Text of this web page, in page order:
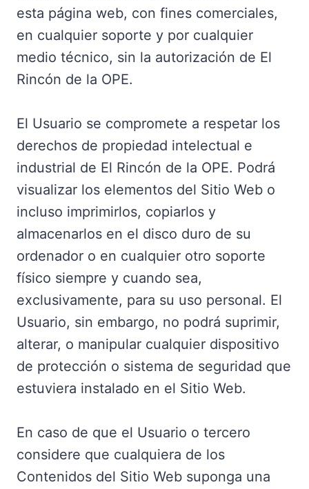
esta página web, con fines comerciales,
en cualquier soporte y por cualquier
medio técnico, sin la autorización de El
Rincón de la OPE.
El Usuario se compromete a respetar los
derechos de propiedad intelectual e
industrial de El Rincón de la OPE. Podrá
visualizar los elementos del Sitio Web o
incluso imprimirlos, copiarlos y
almacenarlos en el disco duro de su
ordenador o en cualquier otro soporte
físico siempre y cuando sea,
exclusivamente, para su uso personal. El
Usuario, sin embargo, no podrá suprimir,
alterar, o manipular cualquier dispositivo
de protección o sistema de seguridad que
estuviera instalado en el Sitio Web.
En caso de que el Usuario o tercero
considere que cualquiera de los
Contenidos del Sitio Web suponga una